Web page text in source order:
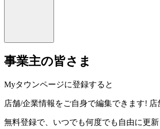
事業主の皆さま
Myタウンページに登録すると
店舗/企業情報をご自身で編集できます! 店
無料登録で、いつでも何度でも自由に更